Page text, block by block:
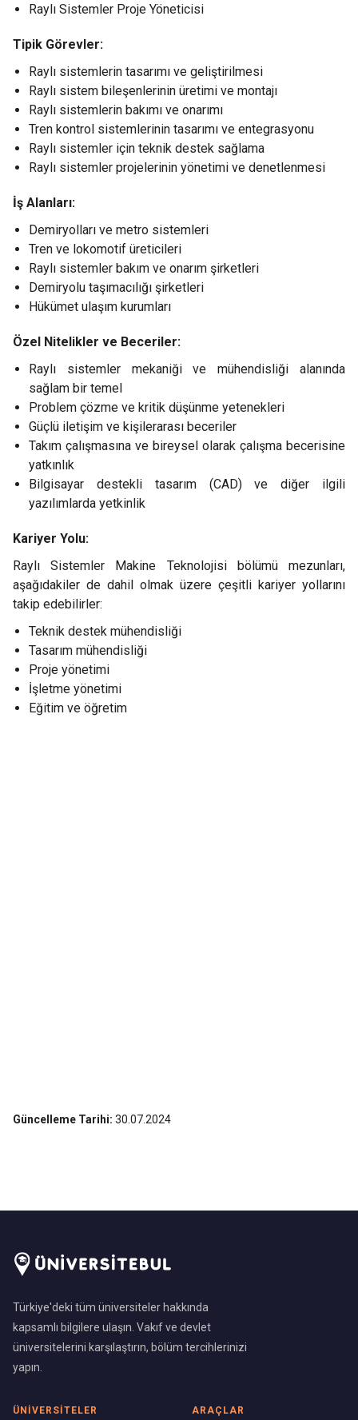
Raylı Sistemler Proje Yöneticisi
Tipik Görevler:
Raylı sistemlerin tasarımı ve geliştirilmesi
Raylı sistem bileşenlerinin üretimi ve montajı
Raylı sistemlerin bakımı ve onarımı
Tren kontrol sistemlerinin tasarımı ve entegrasyonu
Raylı sistemler için teknik destek sağlama
Raylı sistemler projelerinin yönetimi ve denetlenmesi
İş Alanları:
Demiryolları ve metro sistemleri
Tren ve lokomotif üreticileri
Raylı sistemler bakım ve onarım şirketleri
Demiryolu taşımacılığı şirketleri
Hükümet ulaşım kurumları
Özel Nitelikler ve Beceriler:
Raylı sistemler mekaniği ve mühendisliği alanında
sağlam bir temel
Problem çözme ve kritik düşünme yetenekleri
Güçlü iletişim ve kişilerarası beceriler
Takım çalışmasına ve bireysel olarak çalışma becerisine
yatkınlık
Bilgisayar destekli tasarım (CAD) ve diğer ilgili
yazılımlarda yetkinlik
Kariyer Yolu:
Raylı Sistemler Makine Teknolojisi bölümü mezunları,
aşağıdakiler de dahil olmak üzere çeşitli kariyer yollarını
takip edebilirler:
Teknik destek mühendisliği
Tasarım mühendisliği
Proje yönetimi
İşletme yönetimi
Eğitim ve öğretim
Güncelleme Tarihi: 30.07.2024
Türkiye'deki tüm üniversiteler hakkında
kapsamlı bilgilere ulaşın. Vakıf ve devlet
üniversitelerini karşılaştırın, bölüm tercihlerinizi
yapın.
ÜNIVERSITELER ARAÇLAR